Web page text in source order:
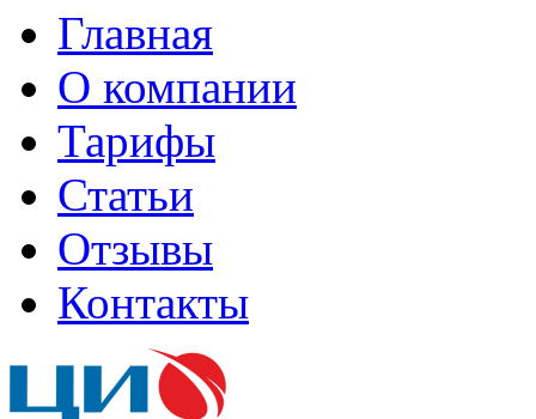
Главная
О компании
Тарифы
Статьи
Отзывы
Контакты